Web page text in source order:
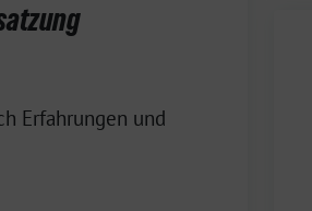
Erfahrungen und